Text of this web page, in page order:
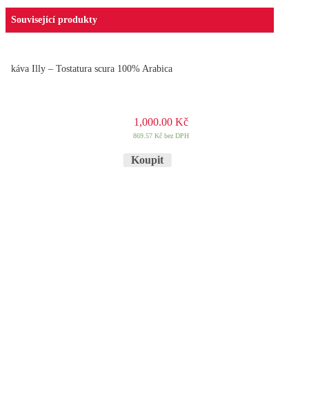
Související produkty
káva Illy – Tostatura scura 100% Arabica
1,000.00 Kč
869.57 Kčbez DPH
Koupit